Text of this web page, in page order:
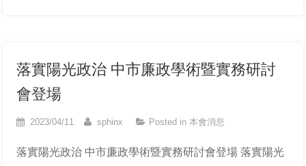
落實陽光政治 中市廉政學術暨實務研討
會登場
2023/04/11 sphinx Posted in本會消息
落實陽光政治 中市廉政學術暨實務研討會登場 落實陽光